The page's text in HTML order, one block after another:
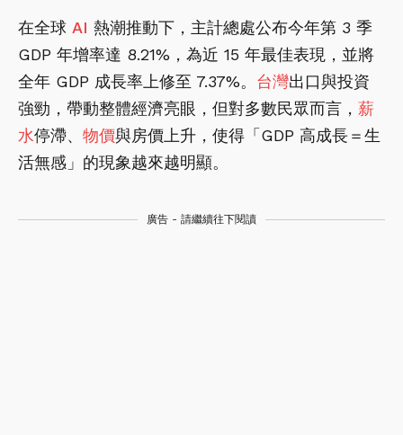
在全球 AI 熱潮推動下，主計總處公布今年第 3 季
GDP 年增率達 8.21%，為近 15 年最佳表現，並將
全年 GDP 成長率上修至 7.37%。 台灣出口與投資
強勁，帶動整體經濟亮眼，但對多數民眾而言， 薪
水停滯、 物價與房價上升，使得「GDP 高成長＝生
活無感」的現象越來越明顯。
廣告 - 請繼續往下閱讀